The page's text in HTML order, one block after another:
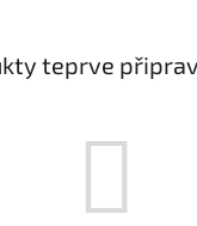
teprve